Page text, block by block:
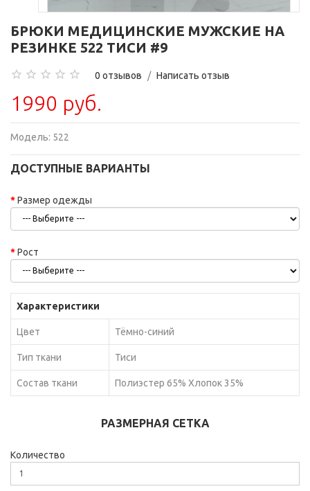
БРЮКИ МЕДИЦИНСКИЕ МУЖСКИЕ НА
РЕЗИНКЕ 522 ТИСИ #9
0 отзывов / Написать отзыв
1990 руб.
Модель: 522
ДОСТУПНЫЕ ВАРИАНТЫ
Размер одежды
Рост
Характеристики
Цвет Тёмно-синий
Тип ткани Тиси
Состав ткани Полиэстер 65% Хлопок 35%
РАЗМЕРНАЯ СЕТКА
Количество